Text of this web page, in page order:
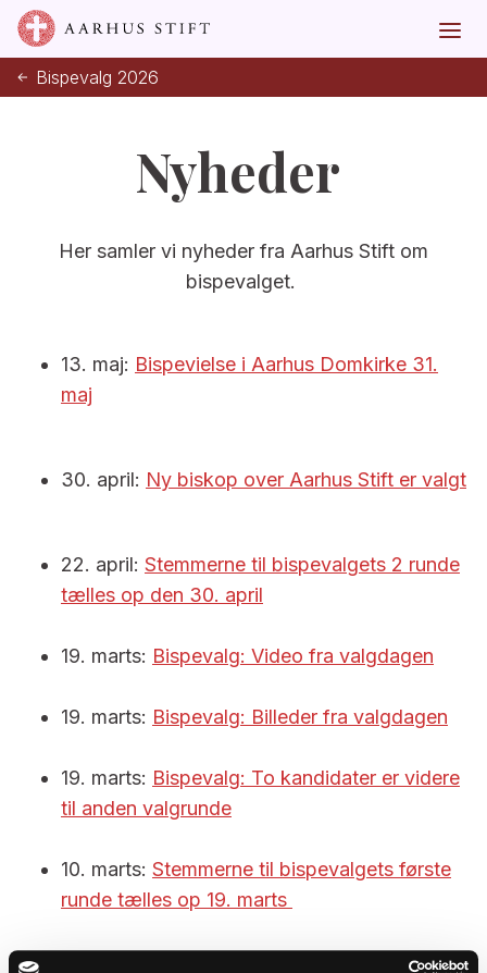
Bispevalg 2026
Nyheder
Her samler vi nyheder fra Aarhus Stift om
bispevalget.
13. maj: Bispevielse i Aarhus Domkirke 31.
maj
30. april: Ny biskop over Aarhus Stift er valgt
22. april: Stemmerne til bispevalgets 2 runde
tælles op den 30. april
19. marts: Bispevalg: Video fra valgdagen
19. marts: Bispevalg: Billeder fra valgdagen
19. marts: Bispevalg: To kandidater er videre
til anden valgrunde
10. marts: Stemmerne til bispevalgets første
runde tælles op 19. marts
Bispevalget i Aarhus Stift er